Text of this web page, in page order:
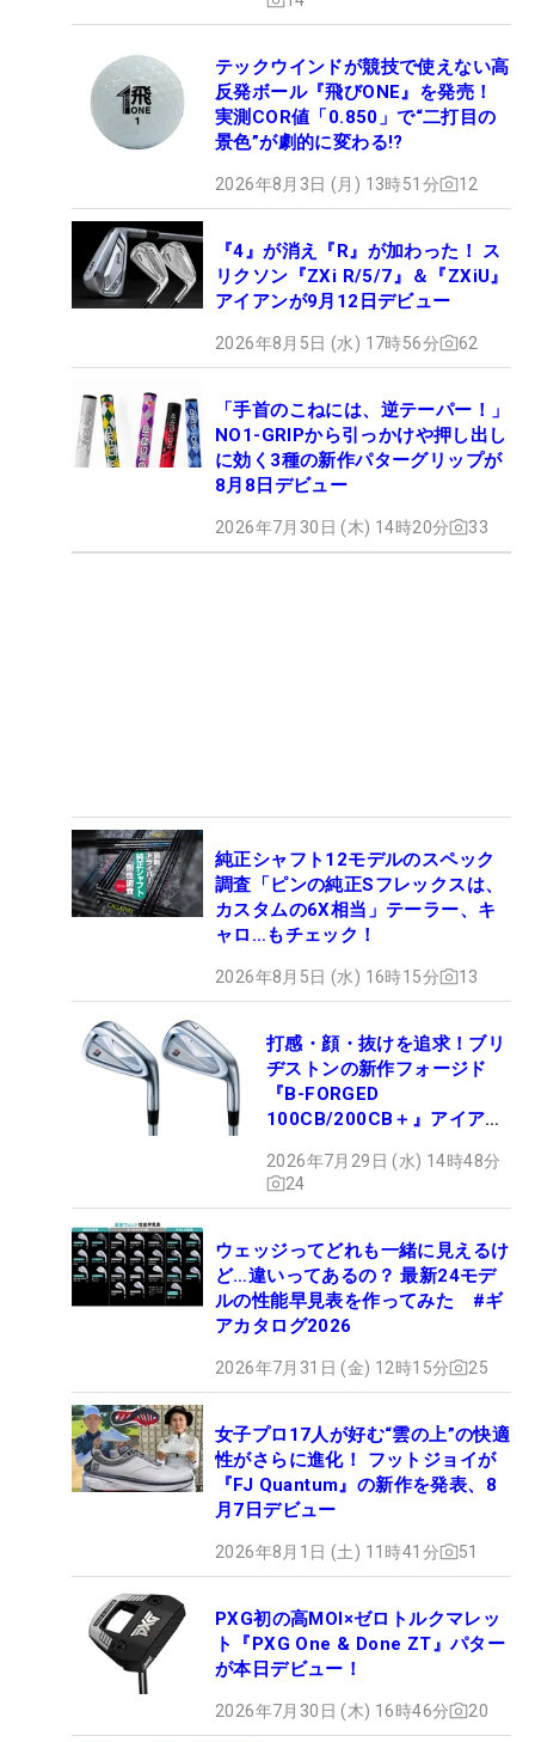
テックウインドが競技で使えない高
反発ボール『飛びONE』を発売！
実測COR値「0.850」で“二打目の
景色”が劇的に変わる!?
2026年8月3日 (月) 13時51分 12
『4』が消え『R』が加わった！ ス
リクソン『ZXi R/5/7』＆『ZXiU』
アイアンが9月12日デビュー
2026年8月5日 (水) 17時56分 62
「手首のこねには、逆テーパー！」
NO1-GRIPから引っかけや押し出し
に効く3種の新作パターグリップが
8月8日デビュー
2026年7月30日 (木) 14時20分 33
純正シャフト12モデルのスペック
調査「ピンの純正Sフレックスは、
カスタムの6X相当」テーラー、キ
ャロ…もチェック！
2026年8月5日 (水) 16時15分 13
打感・顔・抜けを追求！ブリ
ヂストンの新作フォージド
『B-FORGED
100CB/200CB＋』アイアン
2026年7月29日 (水) 14時48分
24
ウェッジってどれも一緒に見えるけ
ど…違いってあるの？ 最新24モデ
ルの性能早見表を作ってみた #ギ
アカタログ2026
2026年7月31日 (金) 12時15分 25
女子プロ17人が好む“雲の上”の快適
性がさらに進化！ フットジョイが
『FJ Quantum』の新作を発表、8
月7日デビュー
2026年8月1日 (土) 11時41分 51
PXG初の高MOI×ゼロトルクマレッ
ト『PXG One & Done ZT』パター
が本日デビュー！
2026年7月30日 (木) 16時46分 20